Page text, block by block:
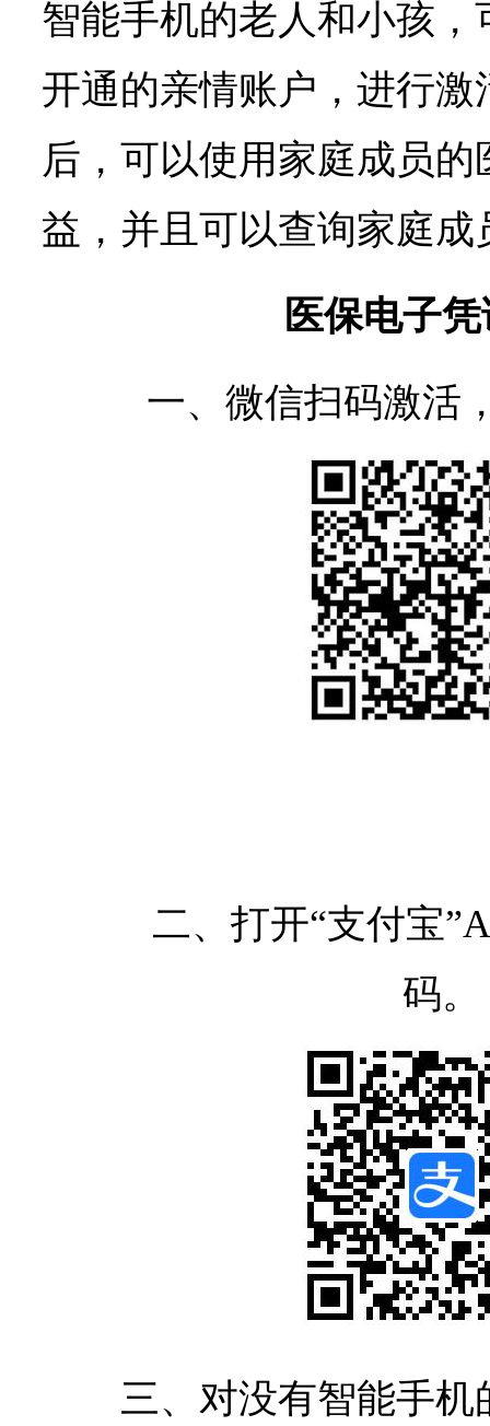
智能手机的老人和小孩
开通的亲情账户，进行
后，可以使用家庭成员
益，并且可以查询家庭
医保电子
一、微信扫码激活
二、打开“支付宝
码。
三、对没有智能手